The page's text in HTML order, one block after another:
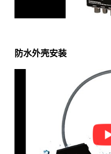
防水外壳安装